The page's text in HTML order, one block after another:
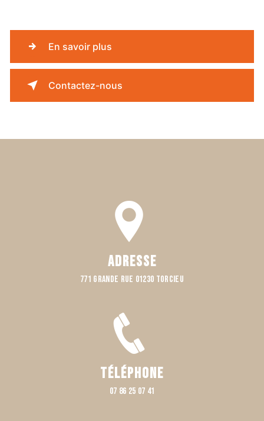
En savoir plus
Contactez-nous
Adresse
771 Grande rue 01230 TORCIEU
Téléphone
07 86 25 07 41